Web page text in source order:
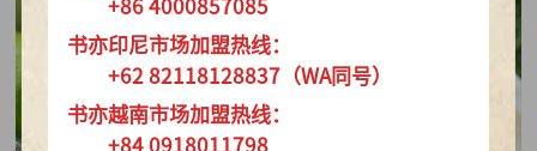
+86 4000857085
书亦印尼市场加盟热线：
+62 82118128837（WA同号）
书亦越南市场加盟热线：
+84 0918011798